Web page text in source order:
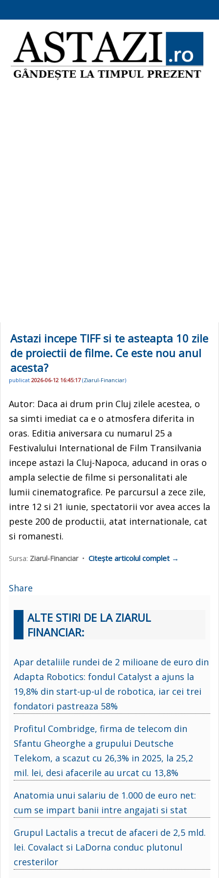
Astazi incepe TIFF si te asteapta 10 zile
de proiectii de filme. Ce este nou anul
acesta?
publicat 2026-06-12 16:45:17(Ziarul-Financiar)
Autor: Daca ai drum prin Cluj zilele acestea, o
sa simti imediat ca e o atmosfera diferita in
oras. Editia aniversara cu numarul 25 a
Festivalului International de Film Transilvania
incepe astazi la Cluj-Napoca, aducand in oras o
ampla selectie de filme si personalitati ale
lumii cinematografice. Pe parcursul a zece zile,
intre 12 si 21 iunie, spectatorii vor avea acces la
peste 200 de productii, atat internationale, cat
si romanesti.
Sursa: Ziarul-Financiar• Citește articolul complet →
Share
ALTE STIRI DE LA ZIARUL
FINANCIAR:
Apar detaliile rundei de 2 milioane de euro din
Adapta Robotics: fondul Catalyst a ajuns la
19,8% din start-up-ul de robotica, iar cei trei
fondatori pastreaza 58%
Profitul Combridge, firma de telecom din
Sfantu Gheorghe a grupului Deutsche
Telekom, a scazut cu 26,3% in 2025, la 25,2
mil. lei, desi afacerile au urcat cu 13,8%
Anatomia unui salariu de 1.000 de euro net:
cum se impart banii intre angajati si stat
Grupul Lactalis a trecut de afaceri de 2,5 mld.
lei. Covalact si LaDorna conduc plutonul
cresterilor